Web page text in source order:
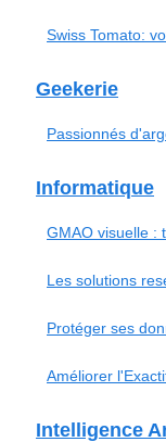
Swiss Tomato:
Geekerie
Passionnés
Informatique
GMAO visuelle :
Les solutions
Protéger ses
Améliorer
Intelligence